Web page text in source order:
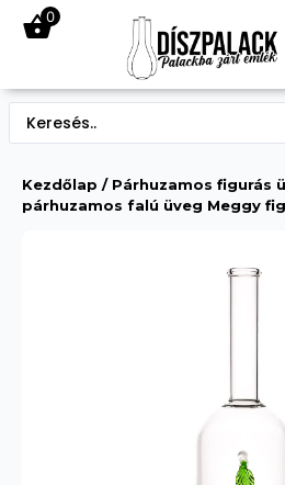
0
Kezdőlap / Párhuzamos figurás
párhuzamos falú üveg Meggy